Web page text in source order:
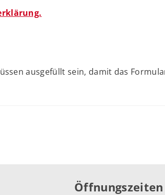
ausgefüllt sein, damit das